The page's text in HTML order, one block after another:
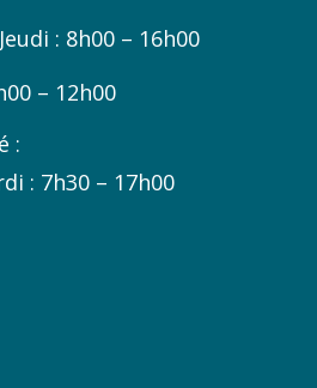
: 8h00 – 16h00
– 12h00
:
: 7h30 – 17h00